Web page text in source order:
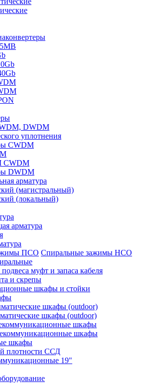
DWDM
уплотнения
CWDM
CWDM
DWDM
арматура
(магистральный)
(локальный)
арматура
ПСО Спиральные зажимы НСО
муфт и запаса кабеля
и скрепы
шкафы и стойки
шкафы (outdoor)
шкафы (outdoor)
шкафы
шкафы
шкафы
плотности ССД
19"